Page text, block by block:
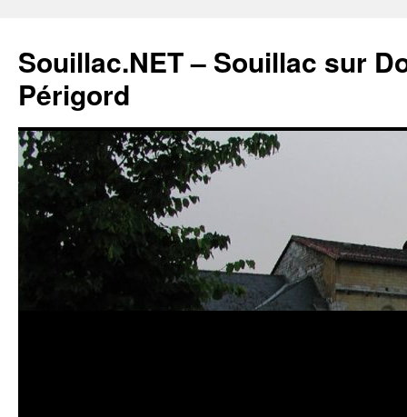
Souillac.NET – Souillac sur
Périgord